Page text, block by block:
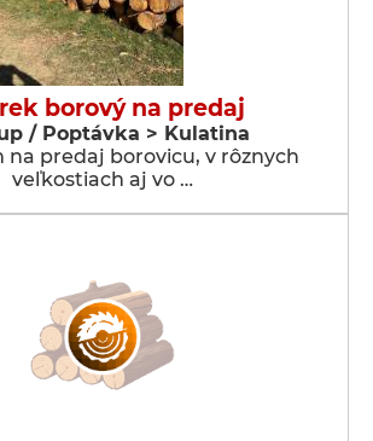
borový na predaj
/ Poptávka > Kulatina
na predaj borovicu, v rôznych
veľkostiach aj vo …